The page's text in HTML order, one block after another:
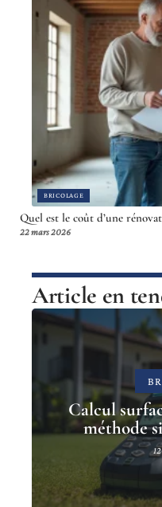
BRICOLAGE
Quel est le coût d’une
22 mars 2026
Article en
Calcul
méthode